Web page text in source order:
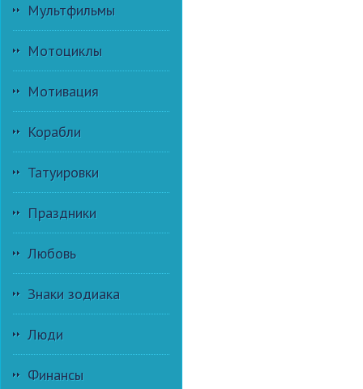
Мультфильмы
Мотоциклы
Мотивация
Корабли
Татуировки
Праздники
Любовь
Знаки зодиака
Люди
Финансы